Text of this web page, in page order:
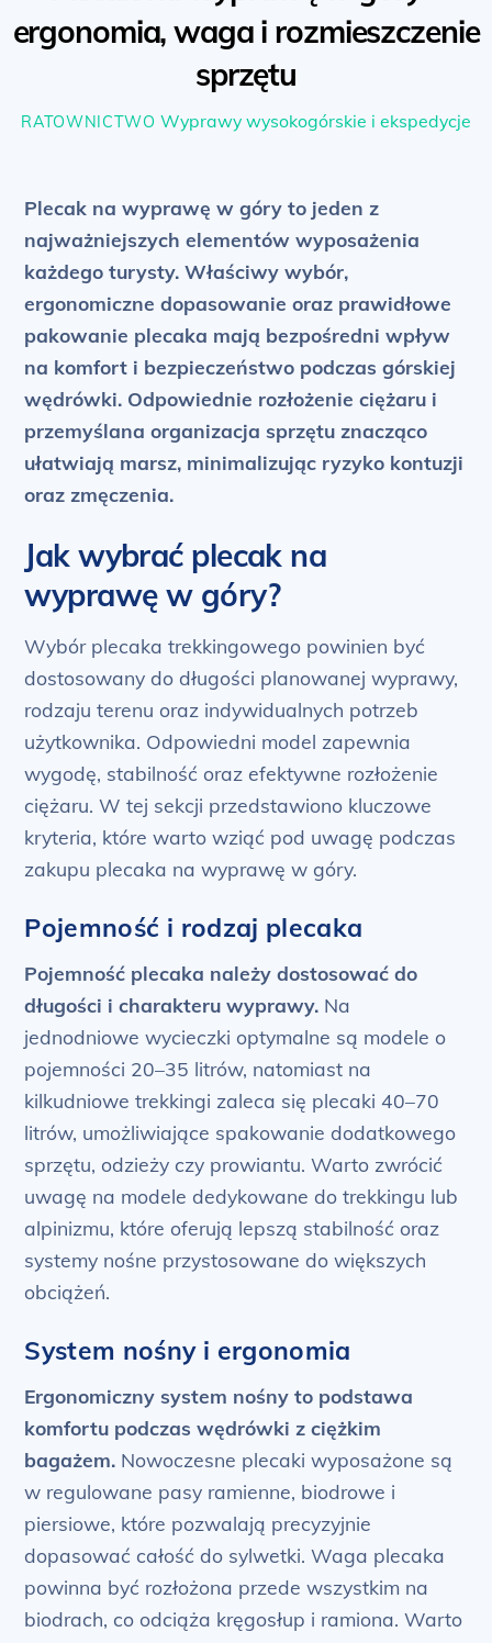
ergonomia, waga i rozmieszczenie
sprzętu
RATOWNICTWO Wyprawy wysokogórskie i ekspedycje
Plecak na wyprawę w góry to jeden z
najważniejszych elementów wyposażenia
każdego turysty. Właściwy wybór,
ergonomiczne dopasowanie oraz prawidłowe
pakowanie plecaka mają bezpośredni wpływ
na komfort i bezpieczeństwo podczas górskiej
wędrówki. Odpowiednie rozłożenie ciężaru i
przemyślana organizacja sprzętu znacząco
ułatwiają marsz, minimalizując ryzyko kontuzji
oraz zmęczenia.
Jak wybrać plecak na
wyprawę w góry?
Wybór plecaka trekkingowego powinien być
dostosowany do długości planowanej wyprawy,
rodzaju terenu oraz indywidualnych potrzeb
użytkownika. Odpowiedni model zapewnia
wygodę, stabilność oraz efektywne rozłożenie
ciężaru. W tej sekcji przedstawiono kluczowe
kryteria, które warto wziąć pod uwagę podczas
zakupu plecaka na wyprawę w góry.
Pojemność i rodzaj plecaka
Pojemność plecaka należy dostosować do
długości i charakteru wyprawy. Na
jednodniowe wycieczki optymalne są modele o
pojemności 20–35 litrów, natomiast na
kilkudniowe trekkingi zaleca się plecaki 40–70
litrów, umożliwiające spakowanie dodatkowego
sprzętu, odzieży czy prowiantu. Warto zwrócić
uwagę na modele dedykowane do trekkingu lub
alpinizmu, które oferują lepszą stabilność oraz
systemy nośne przystosowane do większych
obciążeń.
System nośny i ergonomia
Ergonomiczny system nośny to podstawa
komfortu podczas wędrówki z ciężkim
bagażem. Nowoczesne plecaki wyposażone są
w regulowane pasy ramienne, biodrowe i
piersiowe, które pozwalają precyzyjnie
dopasować całość do sylwetki. Waga plecaka
powinna być rozłożona przede wszystkim na
biodrach, co odciąża kręgosłup i ramiona. Warto